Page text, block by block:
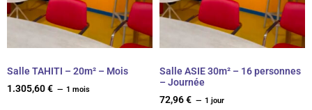
Salle TAHITI – 20m² – Mois
1.305,60€ 1 mois
Salle ASIE 30m² – 16 personnes
– Journée
72,96€ 1 jour